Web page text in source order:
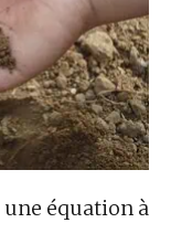
équation à